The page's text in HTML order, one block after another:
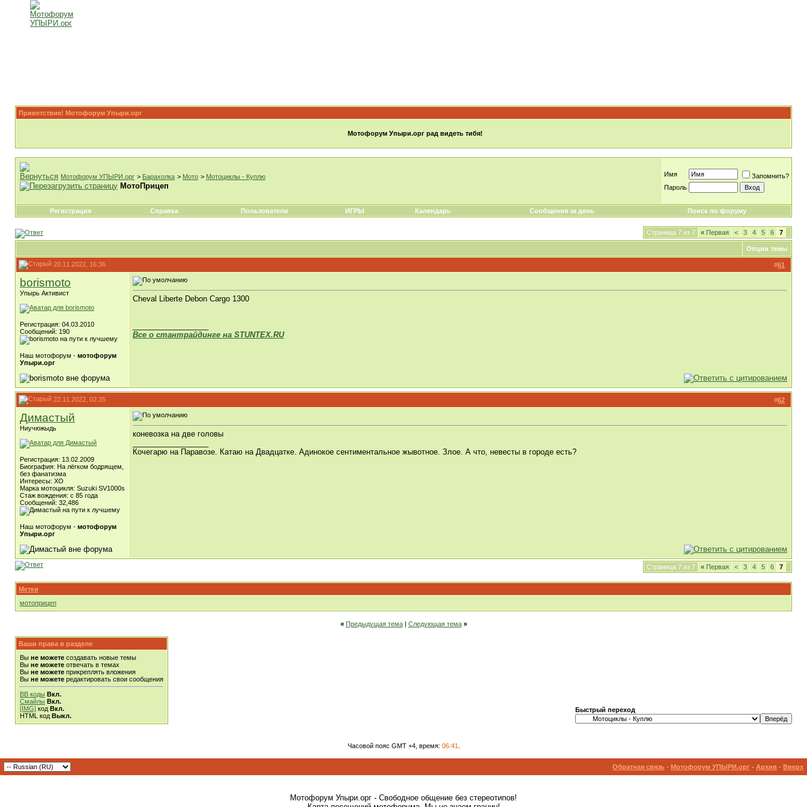
Приветствие! Мотофорум Упыри.орг
Мотофорум Упыри.орг рад видеть тибя!
Мотофорум УПЫРИ.орг > Барахолка > Мото > Мотоциклы - Куплю
МотоПрицеп
Имя
Запомнить?
Пароль
Регистрация Справка Пользователи ИГРЫ Календарь Сообщения за день Поиск по форуму
Страница 7 из 7 « Первая < 3 4 5 6 7
Опции темы
20.11.2022, 16:36 #61
borismoto
Упырь Активист
Регистрация: 04.03.2010
Сообщений: 190
Наш мотофорум - мотофорум
Упыри.орг
Cheval Liberte Debon Cargo 1300
Все о стантрайдинге на STUNTEX.RU
22.11.2022, 02:35 #62
Димастый
Ниучюжыдь
Регистрация: 13.02.2009
Биография: На лёгком бодрящем,
без фанатизма
Интересы: ХО
Марка мотоцикля: Suzuki SV1000s
Стаж вождения: с 85 года
Сообщений: 32,486
Наш мотофорум - мотофорум
Упыри.орг
коневозка на две головы
Кочегарю на Паравозе. Катаю на Двадцатке. Адинокое сентиментальное жывотное. Злое. А что, невесты в городе есть?
Страница 7 из 7 « Первая < 3 4 5 6 7
Метки
мотоприцеп
« Предыдущая тема| Следующая тема »
Ваши права в разделе
Вы не можете создавать новые темы
Вы не можете отвечать в темах
Вы не можете прикреплять вложения
Вы не можете редактировать свои сообщения
BB коды Вкл.
Смайлы Вкл.
[IMG] код Вкл.
HTML код Выкл.
Быстрый переход
Часовой пояс GMT +4, время: 06:41
Обратная связь - Мотофорум УПЫРИ.орг - Архив - Вверх
Мотофорум Упыри.орг - Свободное общение без стереотипов!